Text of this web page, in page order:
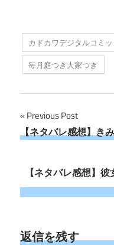
カドカワデジタルコミ
毎月庭つき大家つき
投
稿
ナ
ビ
ー
Previous Post
【ネタバレ感想】き
【ネタバレ感想】
返信を残す